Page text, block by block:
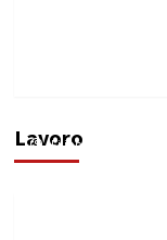
Lavoro
Vino in Italia:
Filippo Cardinale